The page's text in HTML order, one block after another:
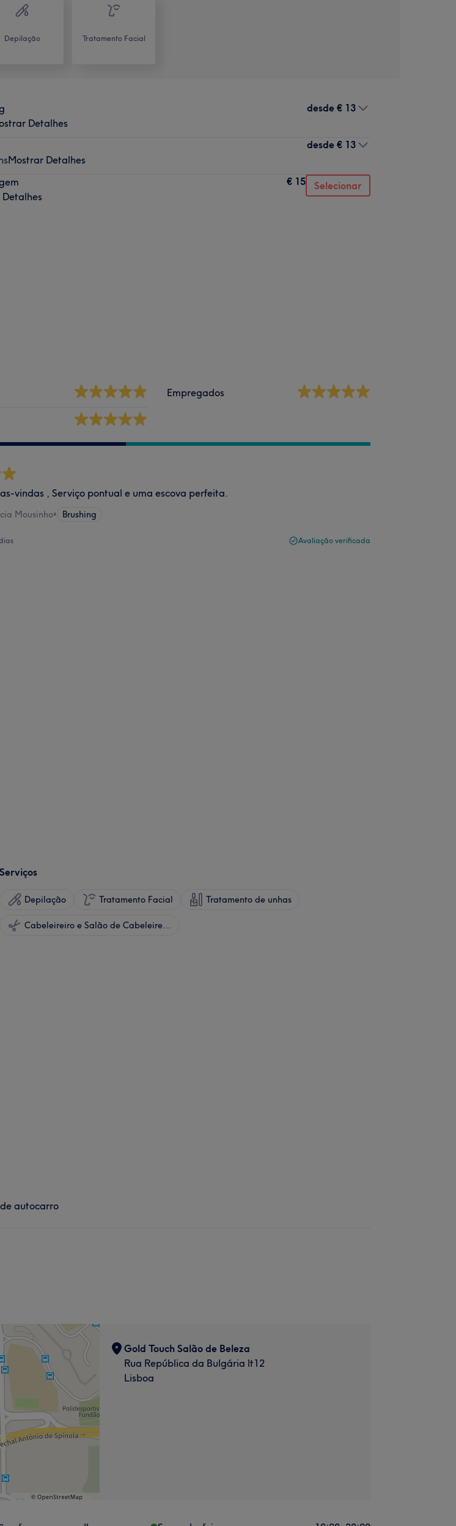
Depilação Tratamento Facial
Detalhes
desde € 13
Mostrar Detalhes
desde € 13
€ 15 Selecionar
Empregados
vindas , Serviço pontual e uma escova perfeita.
Mousinho• Brushing
Avaliação verificada
Serviços
Depilação Tratamento Facial Tratamento de unhas
Cabeleireiro e Salão de Cabeleireiro
autocarro
Gold Touch Salão de Beleza
Rua República da Bulgária lt12
Lisboa